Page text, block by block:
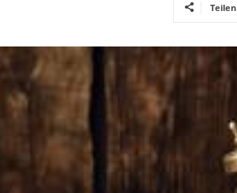
Teilen